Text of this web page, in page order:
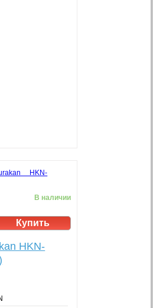
В наличии
HKN-